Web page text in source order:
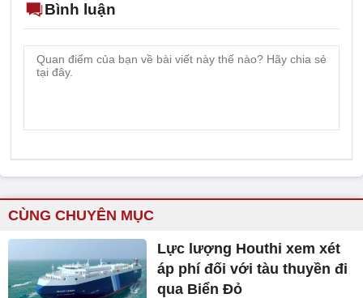
Bình luận
CÙNG CHUYÊN MỤC
Lực lượng Houthi xem xét
áp phí đối với tàu thuyền đi
qua Biển Đỏ